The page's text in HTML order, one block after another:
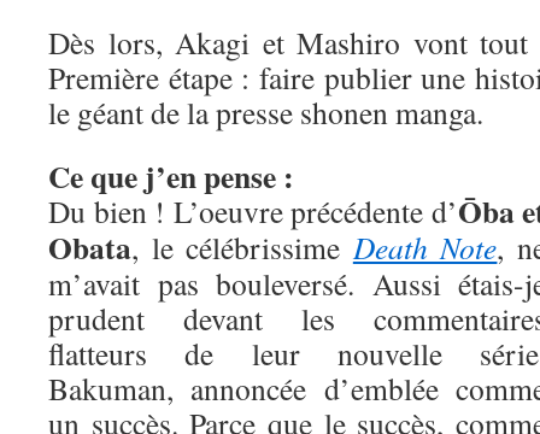
Dès lors, Akagi et Mashiro vont
Première étape : faire publier une
le géant de la presse shonen manga.
Ce que j’en pense :
Du bien ! L’oeuvre précédente d’Ōba
Obata, le célébrissimeDeath Note,
m’avait pas bouleversé. Aussi étais-
prudent devant les
flatteurs de leur nouvelle
Bakuman, annoncée d’emblée
un succès. Parce que le succès,